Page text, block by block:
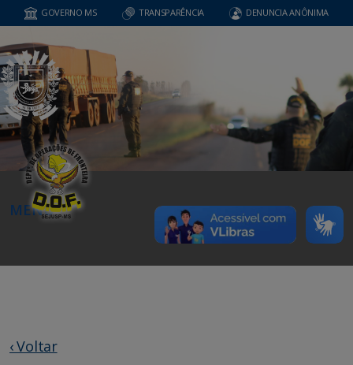
GOVERNO MS TRANSPARÊNCIA DENUNCIA ANÔNIMA
MENU
‹ Voltar